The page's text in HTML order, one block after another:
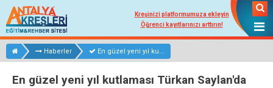
Kreşinizi platformumuza ekleyin
Öğrenci kayıtlarınızı arttırın!
Haberler En güzel yeni yıl ku...
En güzel yeni yıl kutlaması Türkan Saylan'da